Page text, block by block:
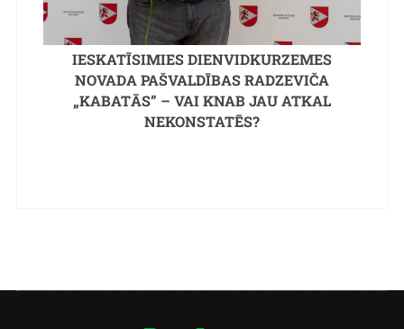
IESKATĪSIMIES DIENVIDKURZEMES
NOVADA PAŠVALDĪBAS RADZEVIČA
„KABATĀS” – VAI KNAB JAU ATKAL
NEKONSTATĒS?